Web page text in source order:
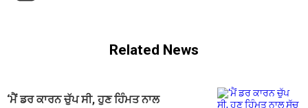
Related News
‘ਮੈਂ ਡਰ ਕਾਰਨ ਚੁੱਪ ਸੀ, ਹੁਣ ਹਿੰਮਤ ਨਾਲ